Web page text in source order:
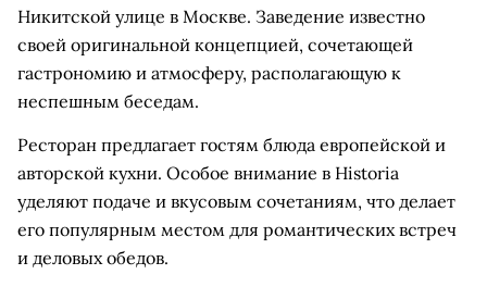
Никитской улице в Москве. Заведение известно
своей оригинальной концепцией, сочетающей
гастрономию и атмосферу, располагающую к
неспешным беседам.
Ресторан предлагает гостям блюда европейской и
авторской кухни. Особое внимание в Historia
уделяют подаче и вкусовым сочетаниям, что делает
его популярным местом для романтических встреч
и деловых обедов.